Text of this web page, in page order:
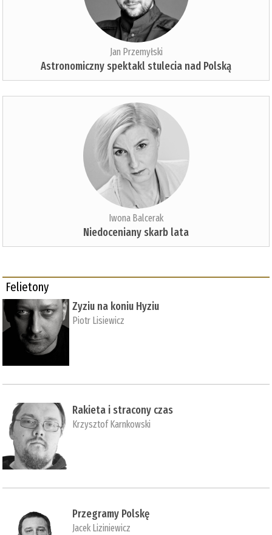
Jan Przemyłski
Astronomiczny spektakl stulecia nad Polską
Iwona Balcerak
Niedoceniany skarb lata
Felietony
Zyziu na koniu Hyziu
Piotr Lisiewicz
Rakieta i stracony czas
Krzysztof Karnkowski
Przegramy Polskę
Jacek Liziniewicz